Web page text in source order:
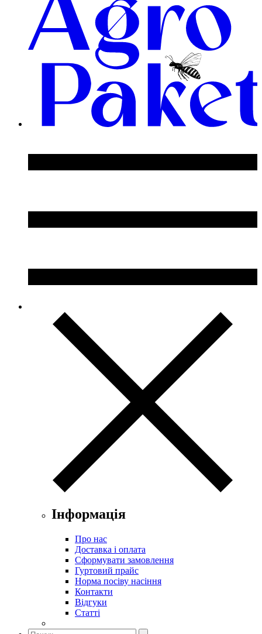
Інформація
Про нас
Доставка і оплата
Сформувати замовлення
Гуртовий прайс
Норма посіву насіння
Контакти
Відгуки
Статті